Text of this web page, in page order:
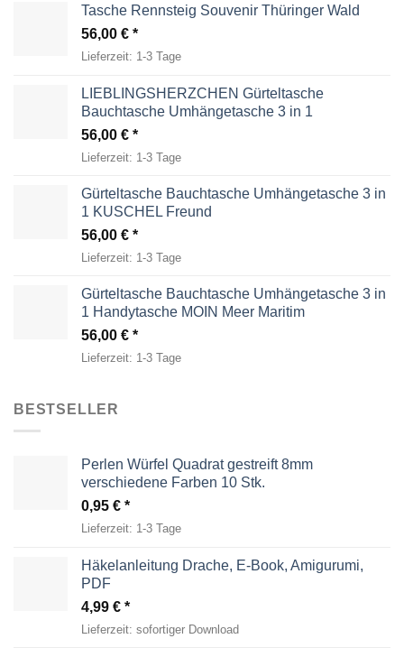
Tasche Rennsteig Souvenir Thüringer Wald
56,00 €
Lieferzeit: 1-3 Tage
LIEBLINGSHERZCHEN Gürteltasche
Bauchtasche Umhängetasche 3 in 1
56,00 €
Lieferzeit: 1-3 Tage
Gürteltasche Bauchtasche Umhängetasche 3 in
1 KUSCHEL Freund
56,00 €
Lieferzeit: 1-3 Tage
Gürteltasche Bauchtasche Umhängetasche 3 in
1 Handytasche MOIN Meer Maritim
56,00 €
Lieferzeit: 1-3 Tage
BESTSELLER
Perlen Würfel Quadrat gestreift 8mm
verschiedene Farben 10 Stk.
0,95 €
Lieferzeit: 1-3 Tage
Häkelanleitung Drache, E-Book, Amigurumi,
PDF
4,99 €
Lieferzeit: sofortiger Download